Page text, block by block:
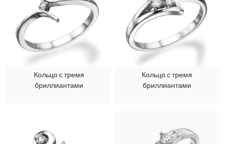
Кольцо с тремя
бриллиантами
Кольцо с тремя
бриллиантами